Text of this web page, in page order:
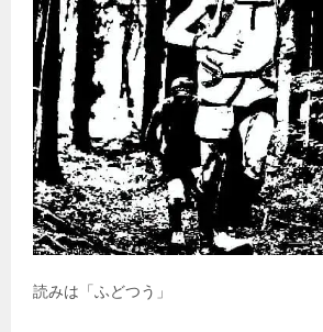
読みは「ふどつう」